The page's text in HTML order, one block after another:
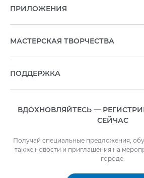
ПРИЛОЖЕНИЯ
МАСТЕРСКАЯ ТВОРЧЕСТВА
ПОДДЕРЖКА
ВДОХНОВЛЯЙТЕСЬ —
СЕЙЧАС
Получай специальные предложения,
также новости и приглашения на
городе.